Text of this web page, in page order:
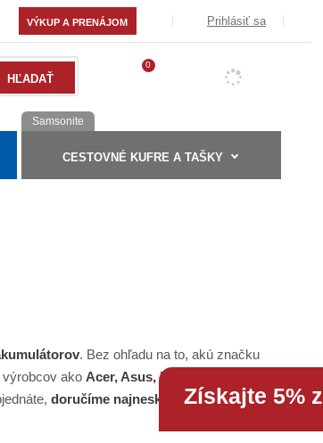
VÝKUP A PRENÁJOM Prihlásiť sa
0
Samsonite
CESTOVNÉ KUFRE A TAŠKY
. Bez ohľadu na to, akú značku
výrobcov ako Acer, Asus, Dell, Fujitsu
doručíme najneskôr do týždňa.
Získajte 5%